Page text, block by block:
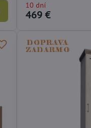
10 dní
469 €